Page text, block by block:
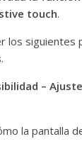
touch.
los siguientes
.
–
la pantalla